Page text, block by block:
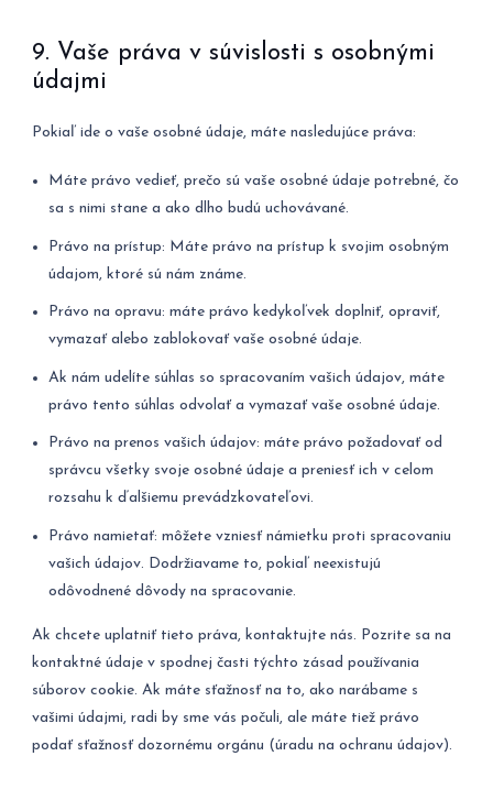
9. Vaše práva v súvislosti s osobnými
údajmi
Pokiaľ ide o vaše osobné údaje, máte nasledujúce práva:
Máte právo vedieť, prečo sú vaše osobné údaje potrebné, čo
sa s nimi stane a ako dlho budú uchovávané.
Právo na prístup: Máte právo na prístup k svojim osobným
údajom, ktoré sú nám známe.
Právo na opravu: máte právo kedykoľvek doplniť, opraviť,
vymazať alebo zablokovať vaše osobné údaje.
Ak nám udelíte súhlas so spracovaním vašich údajov, máte
právo tento súhlas odvolať a vymazať vaše osobné údaje.
Právo na prenos vašich údajov: máte právo požadovať od
správcu všetky svoje osobné údaje a preniesť ich v celom
rozsahu k ďalšiemu prevádzkovateľovi.
Právo namietať: môžete vzniesť námietku proti spracovaniu
vašich údajov. Dodržiavame to, pokiaľ neexistujú
odôvodnené dôvody na spracovanie.
Ak chcete uplatniť tieto práva, kontaktujte nás. Pozrite sa na
kontaktné údaje v spodnej časti týchto zásad používania
súborov cookie. Ak máte sťažnosť na to, ako narábame s
vašimi údajmi, radi by sme vás počuli, ale máte tiež právo
podať sťažnosť dozornému orgánu (úradu na ochranu údajov).